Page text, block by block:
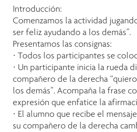
Introducción:
Comenzamos la actividad
ser feliz ayudando a los demás”.
Presentamos las consignas:
· Todos los participantes se
· Un participante inicia la rueda
compañero de la derecha
los demás”. Acompaña la frase
expresión que enfatice la
· El alumno que recibe el
su compañero de la derecha